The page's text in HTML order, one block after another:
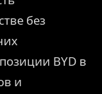
без
BYD в
и